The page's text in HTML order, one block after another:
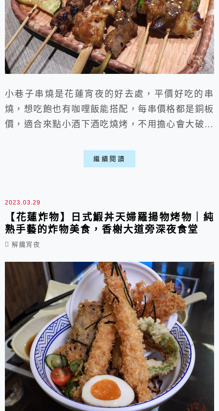
小巷子串燒是花蓮宵夜的好去處，平價好吃的串
燒，想吃飽也有咖哩飯能搭配，每串價格都是銅板
價，適合來點小酒下酒吃燒烤，不用擔心會大破荷
料，夏天時冷氣吹著不會熱喵。
繼續閱讀
2023.03.29
【花蓮炸物】日式鰕丼天婦羅揚物烤物｜純
熟手藝的炸物美食，香榭大道旁深夜食堂
解饞宵夜